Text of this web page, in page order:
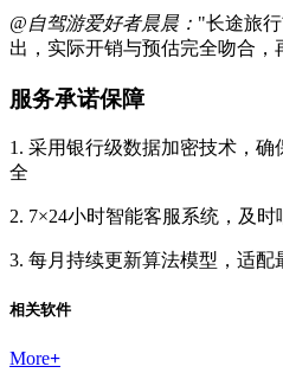
@自驾游爱好者晨晨： "长途旅
出，实际开销与预估完全吻合
服务承诺保障
1. 采用银行级数据加密技术，
全
2. 7×24小时智能客服系统，及
3. 每月持续更新算法模型，适
相关软件
More+